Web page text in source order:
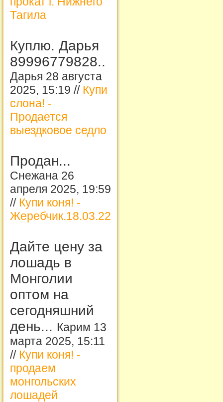
Тагила
Куплю. Дарья
89996779828..
Дарья 28 августа
2025, 15:19 // Купи
слона! -
Продается
выездковое седло
Продан...
Снежана 26
апреля 2025, 19:59
// Купи коня! -
Жеребчик.18.03.22
Дайте цену за
лошадь в
Монголии
оптом на
сегодняшний
день... Карим 13
марта 2025, 15:11
// Купи коня! -
продаем
монгольских
лошадей